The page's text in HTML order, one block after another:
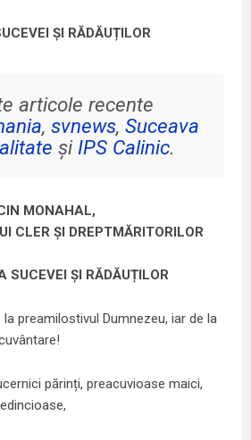
ȘI RĂDĂUȚILOR
articole recente
, svnews, Suceava
și IPS Calinic.
MONAHAL,
CLER ȘI DREPTMĂRITORILOR
SUCEVEI ȘI RĂDĂUȚILOR
preamilostivul Dumnezeu, iar de la
părinți, preacuvioase maici,